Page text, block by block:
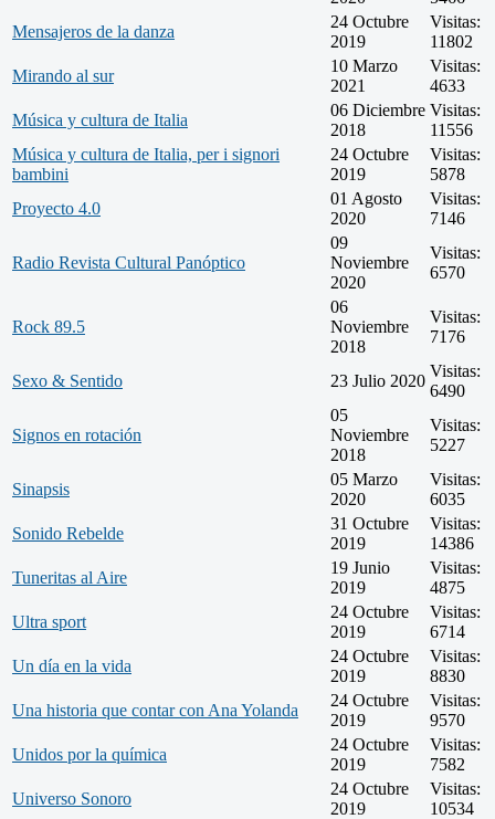
Mensajeros de la danza
24 Octubre
2019
Visitas:
11802
Mirando al sur
10 Marzo
2021
Visitas:
4633
Música y cultura de Italia
06 Diciembre
2018
Visitas:
11556
Música y cultura de Italia, per i signori
bambini
24 Octubre
2019
Visitas:
5878
Proyecto 4.0
01 Agosto
2020
Visitas:
7146
Radio Revista Cultural Panóptico
09
Noviembre
2020
Visitas:
6570
Rock 89.5
06
Noviembre
2018
Visitas:
7176
Sexo & Sentido 23 Julio 2020
Visitas:
6490
Signos en rotación
05
Noviembre
2018
Visitas:
5227
Sinapsis
05 Marzo
2020
Visitas:
6035
Sonido Rebelde
31 Octubre
2019
Visitas:
14386
Tuneritas al Aire
19 Junio
2019
Visitas:
4875
Ultra sport
24 Octubre
2019
Visitas:
6714
Un día en la vida
24 Octubre
2019
Visitas:
8830
Una historia que contar con Ana Yolanda
24 Octubre
2019
Visitas:
9570
Unidos por la química
24 Octubre
2019
Visitas:
7582
Universo Sonoro
24 Octubre
2019
Visitas:
10534